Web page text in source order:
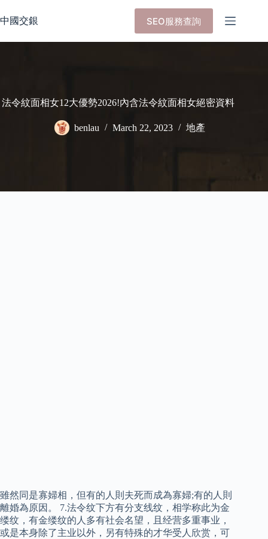
to
content
中國交銀 SEO服務查詢
法令紋面相女12大優勢2026!內含法令紋面相女絕密資料
benlau March 22, 2023 地產
雖然同是寡婦相，但有的人則夫死而成為寡婦;有的人則
離婚為原因。 7.法令纹下方有分支线纹，相学称此为金
缕纹，有金缕纹的人多有社会名望，且经营多重事业，
或是本身除了主业以外，另有特殊的才华受人欣赏，可